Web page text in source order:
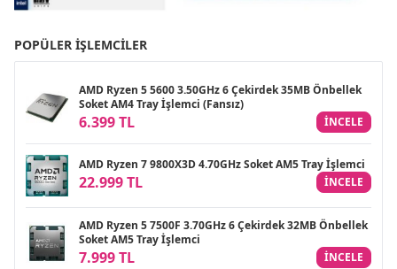
POPÜLER İŞLEMCILER
AMD Ryzen 5 5600 3.50GHz 6 Çekirdek 35MB Önbellek
Soket AM4 Tray İşlemci (Fansız)
6.399 TL INCELE
AMD Ryzen 7 9800X3D 4.70GHz Soket AM5 Tray İşlemci
22.999 TL INCELE
AMD Ryzen 5 7500F 3.70GHz 6 Çekirdek 32MB Önbellek
Soket AM5 Tray İşlemci
7.999 TL INCELE